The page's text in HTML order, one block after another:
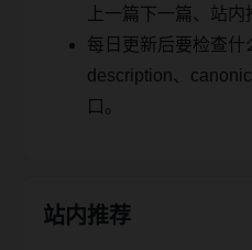
上一篇下一篇、站内
每日更新后要检查什
description、
口。
站内推荐